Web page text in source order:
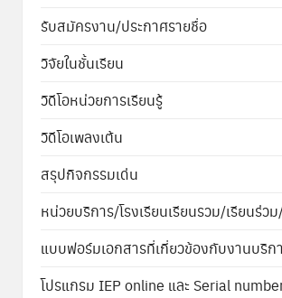
รับสมัครงาน/ประกาศรายชื่อ
วิจัยในชั้นเรียน
วิดีโอหน่วยการเรียนรู้
วิดีโอเพลงเต้น
สรุปกิจกรรมเด่น
หน่วยบริการ/โรงเรียนเรียนรวม/เรียนร่ว
แบบฟอร์มเอกสารที่เกี่ยวข้องกับงานบริก
โปรแกรม IEP online และ Serial